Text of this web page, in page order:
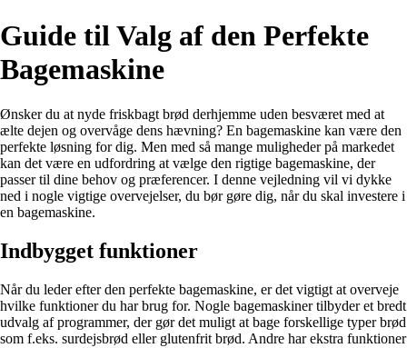
Guide til Valg af den Perfekte
Bagemaskine
Ønsker du at nyde friskbagt brød derhjemme uden besværet med at
ælte dejen og overvåge dens hævning? En bagemaskine kan være den
perfekte løsning for dig. Men med så mange muligheder på markedet
kan det være en udfordring at vælge den rigtige bagemaskine, der
passer til dine behov og præferencer. I denne vejledning vil vi dykke
ned i nogle vigtige overvejelser, du bør gøre dig, når du skal investere i
en bagemaskine.
Indbygget funktioner
Når du leder efter den perfekte bagemaskine, er det vigtigt at overveje
hvilke funktioner du har brug for. Nogle bagemaskiner tilbyder et bredt
udvalg af programmer, der gør det muligt at bage forskellige typer brød
som f.eks. surdejsbrød eller glutenfrit brød. Andre har ekstra funktioner